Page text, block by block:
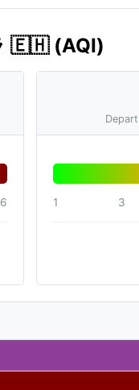
🇪🇭 (AQI)
6 1 3